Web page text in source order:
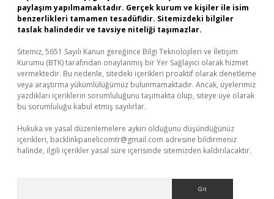
paylaşım yapılmamaktadır. Gerçek kurum ve kişiler ile isim
benzerlikleri tamamen tesadüfidir. Sitemizdeki bilgiler
taslak halindedir ve tavsiye niteliği taşımazlar.
Sitemiz, 5651 Sayılı Kanun gereğince Bilgi Teknolojileri ve İletişim
Kurumu (BTK) tarafından onaylanmış bir Yer Sağlayıcı olarak hizmet
vermektedir. Bu nedenle, sitedeki içerikleri proaktif olarak denetleme
veya araştırma yükümlülüğümüz bulunmamaktadır. Ancak, üyelerimiz
yazdıkları içeriklerin sorumluluğunu taşımakta olup, siteye üye olarak
bu sorumluluğu kabul etmiş sayılırlar.
Hukuka ve yasal düzenlemelere aykırı olduğunu düşündüğünüz
içerikleri, backlinkpanelicomtr@gmail.com adresine bildirmeniz
halinde, ilgili içerikler yasal süre içerisinde sitemizden kaldırılacaktır.